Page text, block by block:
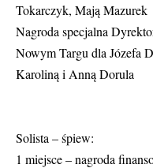
Tokarczyk, Mają Mazurek
Nagroda specjalna
Nowym Targu dla Józefa
Karoliną i Anną Dorula
Solista – śpiew:
1 miejsce – nagroda